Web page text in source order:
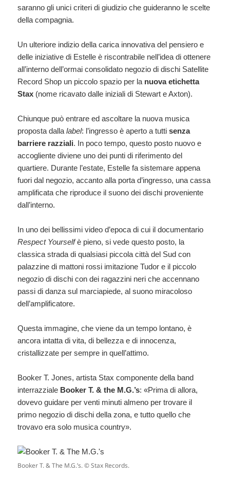
saranno gli unici criteri di giudizio che guideranno le scelte
della compagnia.
Un ulteriore indizio della carica innovativa del pensiero e
delle iniziative di Estelle è riscontrabile nell’idea di ottenere
all’interno dell’ormai consolidato negozio di dischi Satellite
Record Shop un piccolo spazio per la nuova etichetta
Stax (nome ricavato dalle iniziali di Stewart e Axton).
Chiunque può entrare ed ascoltare la nuova musica
proposta dallalabel: l’ingresso è aperto a tuttisenza
barriere razziali. In poco tempo, questo posto nuovo e
accogliente diviene uno dei punti di riferimento del
quartiere. Durante l’estate, Estelle fa sistemare appena
fuori dal negozio, accanto alla porta d’ingresso, una cassa
amplificata che riproduce il suono dei dischi proveniente
dall’interno.
In uno dei bellissimi video d’epoca di cui il documentario
Respect Yourselfè pieno, si vede questo posto, la
classica strada di qualsiasi piccola città del Sud con
palazzine di mattoni rossi imitazione Tudor e il piccolo
negozio di dischi con dei ragazzini neri che accennano
passi di danza sul marciapiede, al suono miracoloso
dell’amplificatore.
Questa immagine, che viene da un tempo lontano, è
ancora intatta di vita, di bellezza e di innocenza,
cristallizzate per sempre in quell’attimo.
Booker T. Jones, artista Stax componente della band
interrazziale Booker T. & the M.G.’s: «Prima di allora,
dovevo guidare per venti minuti almeno per trovare il
primo negozio di dischi della zona, e tutto quello che
trovavo era solo musica country».
Booker T. & The M.G.’s. © Stax Records.